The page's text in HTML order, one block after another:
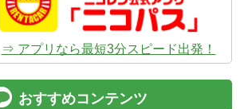
⇒ アプリなら最短3分スピード出発！
おすすめコンテンツ